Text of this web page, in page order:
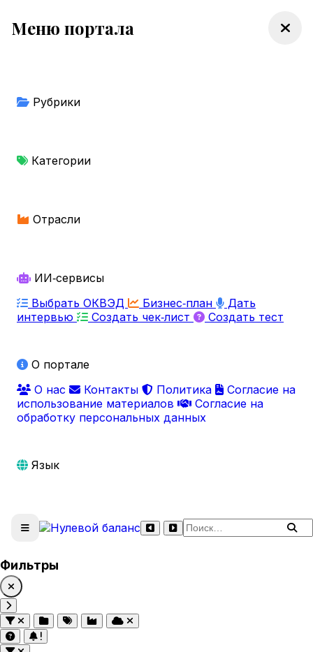
Меню портала
Рубрики
Категории
Отрасли
ИИ‑сервисы
Выбрать ОКВЭД
Бизнес‑план
Дать
интервью
Создать чек‑лист Создать тест
О портале
О нас
Контакты Политика
Согласие на
использование материалов
Согласие на
обработку персональных данных
Язык
Поиск по сайту
Фильтры